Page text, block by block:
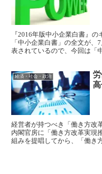
『2016年版中小企業白書』
「中小企業白書」の全文が
表されているので、今回は「
経済・社会・政治
経営者が持つべき「働き方改
内閣官房に「働き方改革実現
組みを提唱してから、「働き